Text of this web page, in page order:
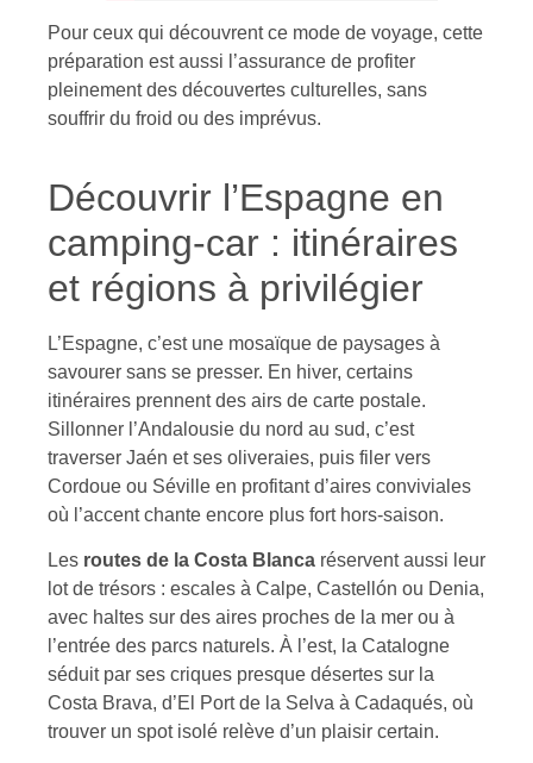
Pour ceux qui découvrent ce mode de voyage, cette
préparation est aussi l’assurance de profiter
pleinement des découvertes culturelles, sans
souffrir du froid ou des imprévus.
Découvrir l’Espagne en
camping-car : itinéraires
et régions à privilégier
L’Espagne, c’est une mosaïque de paysages à
savourer sans se presser. En hiver, certains
itinéraires prennent des airs de carte postale.
Sillonner l’Andalousie du nord au sud, c’est
traverser Jaén et ses oliveraies, puis filer vers
Cordoue ou Séville en profitant d’aires conviviales
où l’accent chante encore plus fort hors-saison.
Les routes de la Costa Blanca réservent aussi leur
lot de trésors : escales à Calpe, Castellón ou Denia,
avec haltes sur des aires proches de la mer ou à
l’entrée des parcs naturels. À l’est, la Catalogne
séduit par ses criques presque désertes sur la
Costa Brava, d’El Port de la Selva à Cadaqués, où
trouver un spot isolé relève d’un plaisir certain.